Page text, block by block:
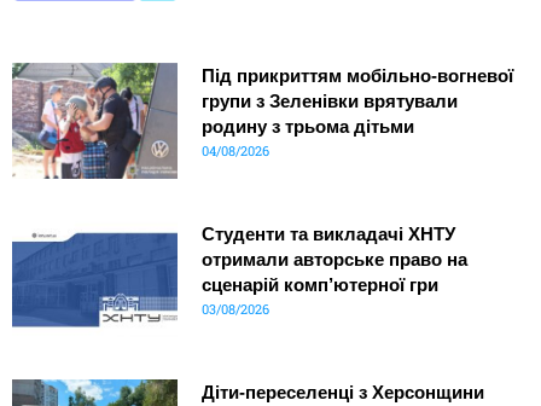
Під прикриттям мобільно-вогневої
групи з Зеленівки врятували
родину з трьома дітьми
04/08/2026
Студенти та викладачі ХНТУ
отримали авторське право на
сценарій комп’ютерної гри
03/08/2026
Діти-переселенці з Херсонщини